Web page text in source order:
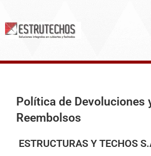
Política de Devoluciones
Reembolsos
ESTRUCTURAS Y TECHOS